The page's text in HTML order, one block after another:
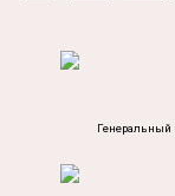
Генеральный